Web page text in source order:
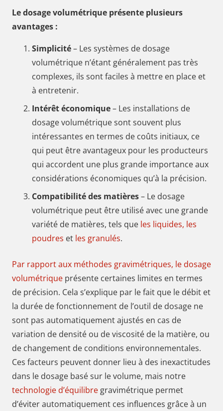
Le dosage volumétrique présente plusieurs
avantages :
Simplicité– Les systèmes de dosage
volumétrique n’étant généralement pas très
complexes, ils sont faciles à mettre en place et
à entretenir.
Intérêt économique– Les installations de
dosage volumétrique sont souvent plus
intéressantes en termes de coûts initiaux, ce
qui peut être avantageux pour les producteurs
qui accordent une plus grande importance aux
considérations économiques qu’à la précision.
Compatibilité des matières– Le dosage
volumétrique peut être utilisé avec une grande
variété de matières, tels que les liquides, les
poudres et les granulés.
Par rapport aux méthodes gravimétriques, le dosage
volumétrique présente certaines limites en termes
de précision. Cela s’explique par le fait que le débit et
la durée de fonctionnement de l’outil de dosage ne
sont pas automatiquement ajustés en cas de
variation de densité ou de viscosité de la matière, ou
de changement de conditions environnementales.
Ces facteurs peuvent donner lieu à des inexactitudes
dans le dosage basé sur le volume, mais notre
technologie d’équilibre gravimétrique permet
d’éviter automatiquement ces influences grâce à un